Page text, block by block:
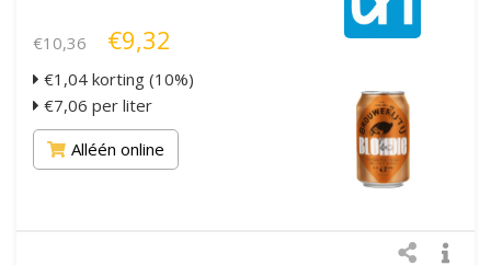
€10,36 €9,32
€1,04 korting (10%)
€7,06 per liter
Alléén online